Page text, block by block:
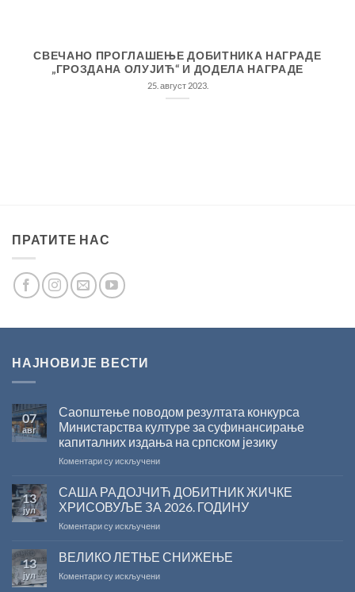
СВЕЧАНО ПРОГЛАШЕЊЕ ДОБИТНИКА НАГРАДЕ
„ГРОЗДАНА ОЛУЈИЋ“ И ДОДЕЛА НАГРАДЕ
25. август 2023.
ПРАТИТЕ НАС
НАЈНОВИЈЕ ВЕСТИ
07
авг
Саопштење поводом резултата конкурса
Министарства културе за суфинансирање
капиталних издања на српском језику
Коментари су искљученина
поводом
резултата
конкурса
Министарства
за
капиталних
13
јул
САША РАДОЈЧИЋ ДОБИТНИК ЖИЧКЕ
ХРИСОВУЉЕ ЗА 2026. ГОДИНУ
Коментари су искљученина
РАДОЈЧИЋ
ДОБИТНИК
ЖИЧКЕ
13
јул
ВЕЛИКО ЛЕТЊЕ СНИЖЕЊЕ
Коментари су искљученина